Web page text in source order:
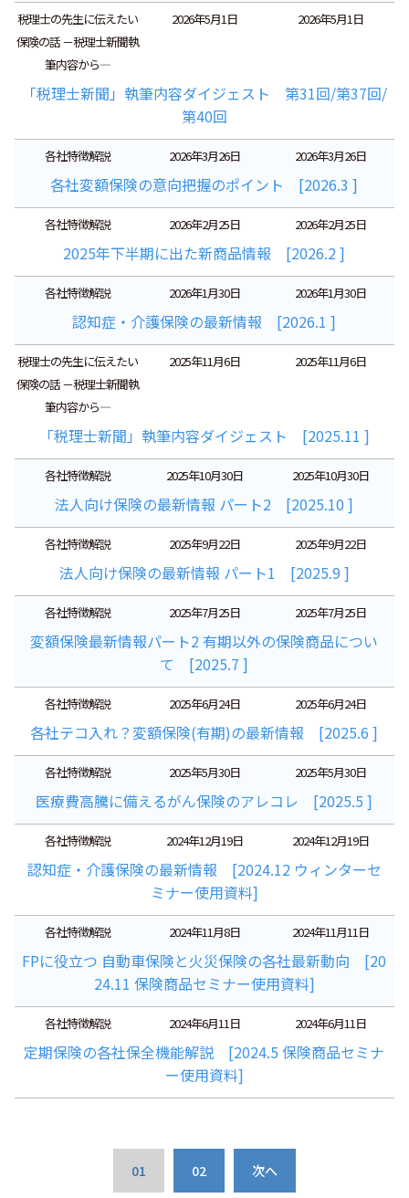
税理士の先生に伝えたい
保険の話 －税理士新聞執
筆内容から―
2026年5月1日 2026年5月1日
「税理士新聞」執筆内容ダイジェスト 第31回/第37回/
第40回
各社特徴解説 2026年3月26日 2026年3月26日
各社変額保険の意向把握のポイント [2026.3 ]
各社特徴解説 2026年2月25日 2026年2月25日
2025年下半期に出た新商品情報 [2026.2 ]
各社特徴解説 2026年1月30日 2026年1月30日
認知症・介護保険の最新情報 [2026.1 ]
税理士の先生に伝えたい
保険の話 －税理士新聞執
筆内容から―
2025年11月6日 2025年11月6日
「税理士新聞」執筆内容ダイジェスト [2025.11 ]
各社特徴解説 2025年10月30日 2025年10月30日
法人向け保険の最新情報 パート2 [2025.10 ]
各社特徴解説 2025年9月22日 2025年9月22日
法人向け保険の最新情報 パート1 [2025.9 ]
各社特徴解説 2025年7月25日 2025年7月25日
変額保険最新情報パート2 有期以外の保険商品につい
て [2025.7 ]
各社特徴解説 2025年6月24日 2025年6月24日
各社テコ入れ？変額保険(有期)の最新情報 [2025.6 ]
各社特徴解説 2025年5月30日 2025年5月30日
医療費高騰に備えるがん保険のアレコレ [2025.5 ]
各社特徴解説 2024年12月19日 2024年12月19日
認知症・介護保険の最新情報 [2024.12 ウィンターセ
ミナー使用資料]
各社特徴解説 2024年11月8日 2024年11月11日
FPに役立つ 自動車保険と火災保険の各社最新動向 [20
24.11 保険商品セミナー使用資料]
各社特徴解説 2024年6月11日 2024年6月11日
定期保険の各社保全機能解説 [2024.5 保険商品セミナ
ー使用資料]
01 02 次へ